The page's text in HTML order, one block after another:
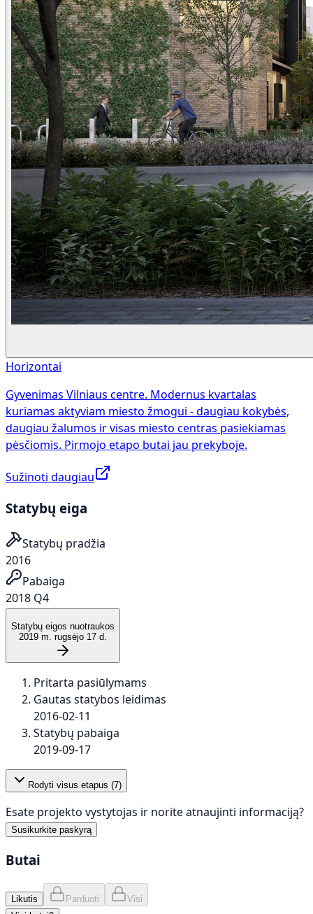
Horizontai
Gyvenimas Vilniaus centre. Modernus kvartalas
kuriamas aktyviam miesto žmogui - daugiau kokybės,
daugiau žalumos ir visas miesto centras pasiekiamas
pėsčiomis. Pirmojo etapo butai jau prekyboje.
Sužinoti daugiau
Statybų eiga
Statybų pradžia
2016
Pabaiga
2018 Q4
Statybų eigos nuotraukos
2019 m. rugsėjo 17 d.
Pritarta pasiūlymams
Gautas statybos leidimas
2016-02-11
Statybų pabaiga
2019-09-17
Rodyti visus etapus (7)
Esate projekto vystytojas ir norite atnaujinti informaciją?
Susikurkite paskyrą
Butai
Likutis Parduoti
Visi